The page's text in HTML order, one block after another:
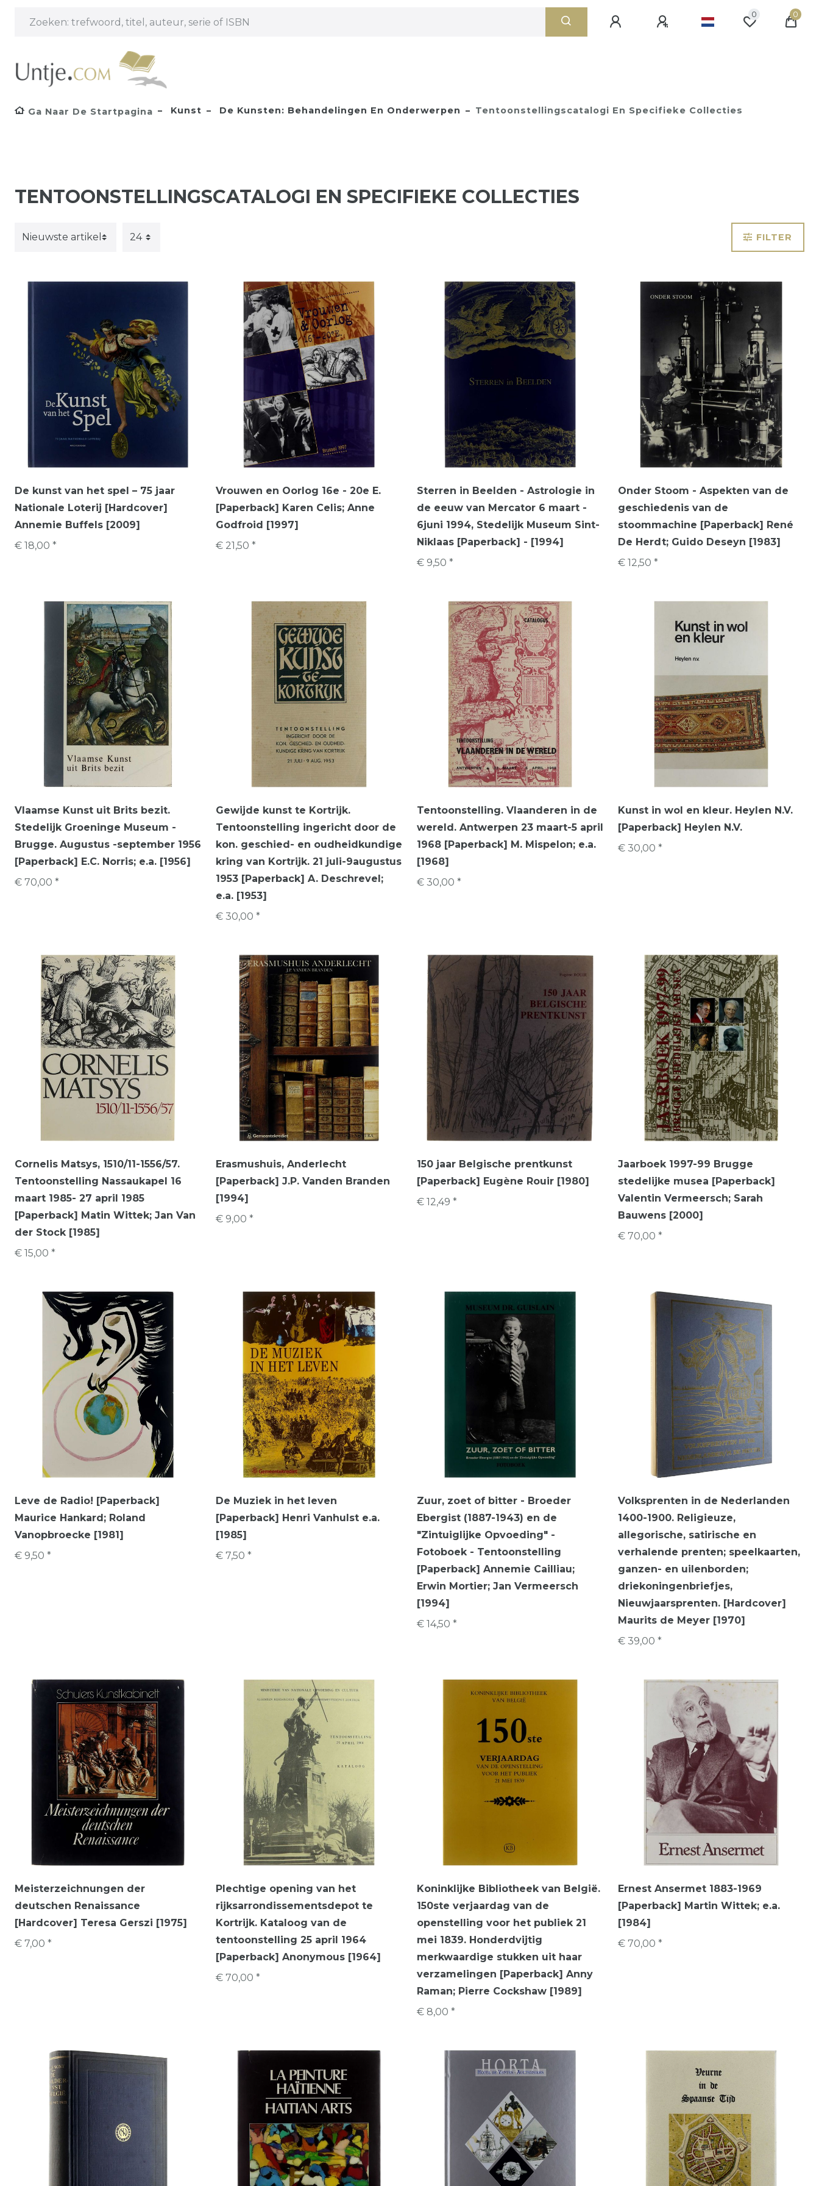
0 0
Ga Naar De Startpagina Kunst De Kunsten: Behandelingen En Onderwerpen Tentoonstellingscatalogi En Specifieke Collecties
TENTOONSTELLINGSCATALOGI EN SPECIFIEKE COLLECTIES
FILTER
De kunst van het spel – 75 jaar
Nationale Loterij [Hardcover]
Annemie Buffels [2009]
€ 18,00 *
Vrouwen en Oorlog 16e - 20e E.
[Paperback] Karen Celis; Anne
Godfroid [1997]
€ 21,50 *
Sterren in Beelden - Astrologie in
de eeuw van Mercator 6 maart -
6juni 1994, Stedelijk Museum Sint-
Niklaas [Paperback] - [1994]
€ 9,50 *
Onder Stoom - Aspekten van de
geschiedenis van de
stoommachine [Paperback] René
De Herdt; Guido Deseyn [1983]
€ 12,50 *
Vlaamse Kunst uit Brits bezit.
Stedelijk Groeninge Museum -
Brugge. Augustus -september 1956
[Paperback] E.C. Norris; e.a. [1956]
€ 70,00 *
Gewijde kunst te Kortrijk.
Tentoonstelling ingericht door de
kon. geschied- en oudheidkundige
kring van Kortrijk. 21 juli-9augustus
1953 [Paperback] A. Deschrevel;
e.a. [1953]
€ 30,00 *
Tentoonstelling. Vlaanderen in de
wereld. Antwerpen 23 maart-5 april
1968 [Paperback] M. Mispelon; e.a.
[1968]
€ 30,00 *
Kunst in wol en kleur. Heylen N.V.
[Paperback] Heylen N.V.
€ 30,00 *
Cornelis Matsys, 1510/11-1556/57.
Tentoonstelling Nassaukapel 16
maart 1985- 27 april 1985
[Paperback] Matin Wittek; Jan Van
der Stock [1985]
€ 15,00 *
Erasmushuis, Anderlecht
[Paperback] J.P. Vanden Branden
[1994]
€ 9,00 *
150 jaar Belgische prentkunst
[Paperback] Eugène Rouir [1980]
€ 12,49 *
Jaarboek 1997-99 Brugge
stedelijke musea [Paperback]
Valentin Vermeersch; Sarah
Bauwens [2000]
€ 70,00 *
Leve de Radio! [Paperback]
Maurice Hankard; Roland
Vanopbroecke [1981]
€ 9,50 *
De Muziek in het leven
[Paperback] Henri Vanhulst e.a.
[1985]
€ 7,50 *
Zuur, zoet of bitter - Broeder
Ebergist (1887-1943) en de
"Zintuiglijke Opvoeding" -
Fotoboek - Tentoonstelling
[Paperback] Annemie Cailliau;
Erwin Mortier; Jan Vermeersch
[1994]
€ 14,50 *
Volksprenten in de Nederlanden
1400-1900. Religieuze,
allegorische, satirische en
verhalende prenten; speelkaarten,
ganzen- en uilenborden;
driekoningenbriefjes,
Nieuwjaarsprenten. [Hardcover]
Maurits de Meyer [1970]
€ 39,00 *
Meisterzeichnungen der
deutschen Renaissance
[Hardcover] Teresa Gerszi [1975]
€ 7,00 *
Plechtige opening van het
rijksarrondissementsdepot te
Kortrijk. Kataloog van de
tentoonstelling 25 april 1964
[Paperback] Anonymous [1964]
€ 70,00 *
Koninklijke Bibliotheek van België.
150ste verjaardag van de
openstelling voor het publiek 21
mei 1839. Honderdvijtig
merkwaardige stukken uit haar
verzamelingen [Paperback] Anny
Raman; Pierre Cockshaw [1989]
€ 8,00 *
Ernest Ansermet 1883-1969
[Paperback] Martin Wittek; e.a.
[1984]
€ 70,00 *